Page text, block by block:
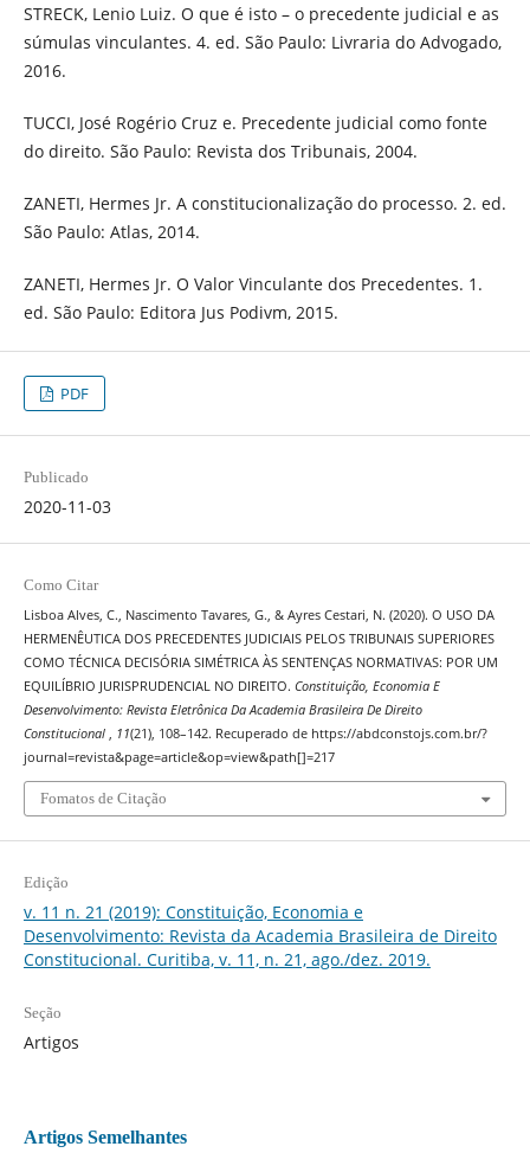
STRECK, Lenio Luiz. O que é isto – o precedente judicial e as
súmulas vinculantes. 4. ed. São Paulo: Livraria do Advogado,
2016.
TUCCI, José Rogério Cruz e. Precedente judicial como fonte
do direito. São Paulo: Revista dos Tribunais, 2004.
ZANETI, Hermes Jr. A constitucionalização do processo. 2. ed.
São Paulo: Atlas, 2014.
ZANETI, Hermes Jr. O Valor Vinculante dos Precedentes. 1.
ed. São Paulo: Editora Jus Podivm, 2015.
PDF
Publicado
2020-11-03
Como Citar
Lisboa Alves, C., Nascimento Tavares, G., & Ayres Cestari, N. (2020). O USO DA
HERMENÊUTICA DOS PRECEDENTES JUDICIAIS PELOS TRIBUNAIS SUPERIORES
COMO TÉCNICA DECISÓRIA SIMÉTRICA ÀS SENTENÇAS NORMATIVAS: POR UM
EQUILÍBRIO JURISPRUDENCIAL NO DIREITO. Constituição, Economia E
Desenvolvimento: Revista Eletrônica Da Academia Brasileira De Direito
Constitucional , 11(21), 108–142. Recuperado de https://abdconstojs.com.br/?
journal=revista&page=article&op=view&path[]=217
Fomatos de Citação
Edição
v. 11 n. 21 (2019): Constituição, Economia e
Desenvolvimento: Revista da Academia Brasileira de Direito
Constitucional. Curitiba, v. 11, n. 21, ago./dez. 2019.
Seção
Artigos
Artigos Semelhantes